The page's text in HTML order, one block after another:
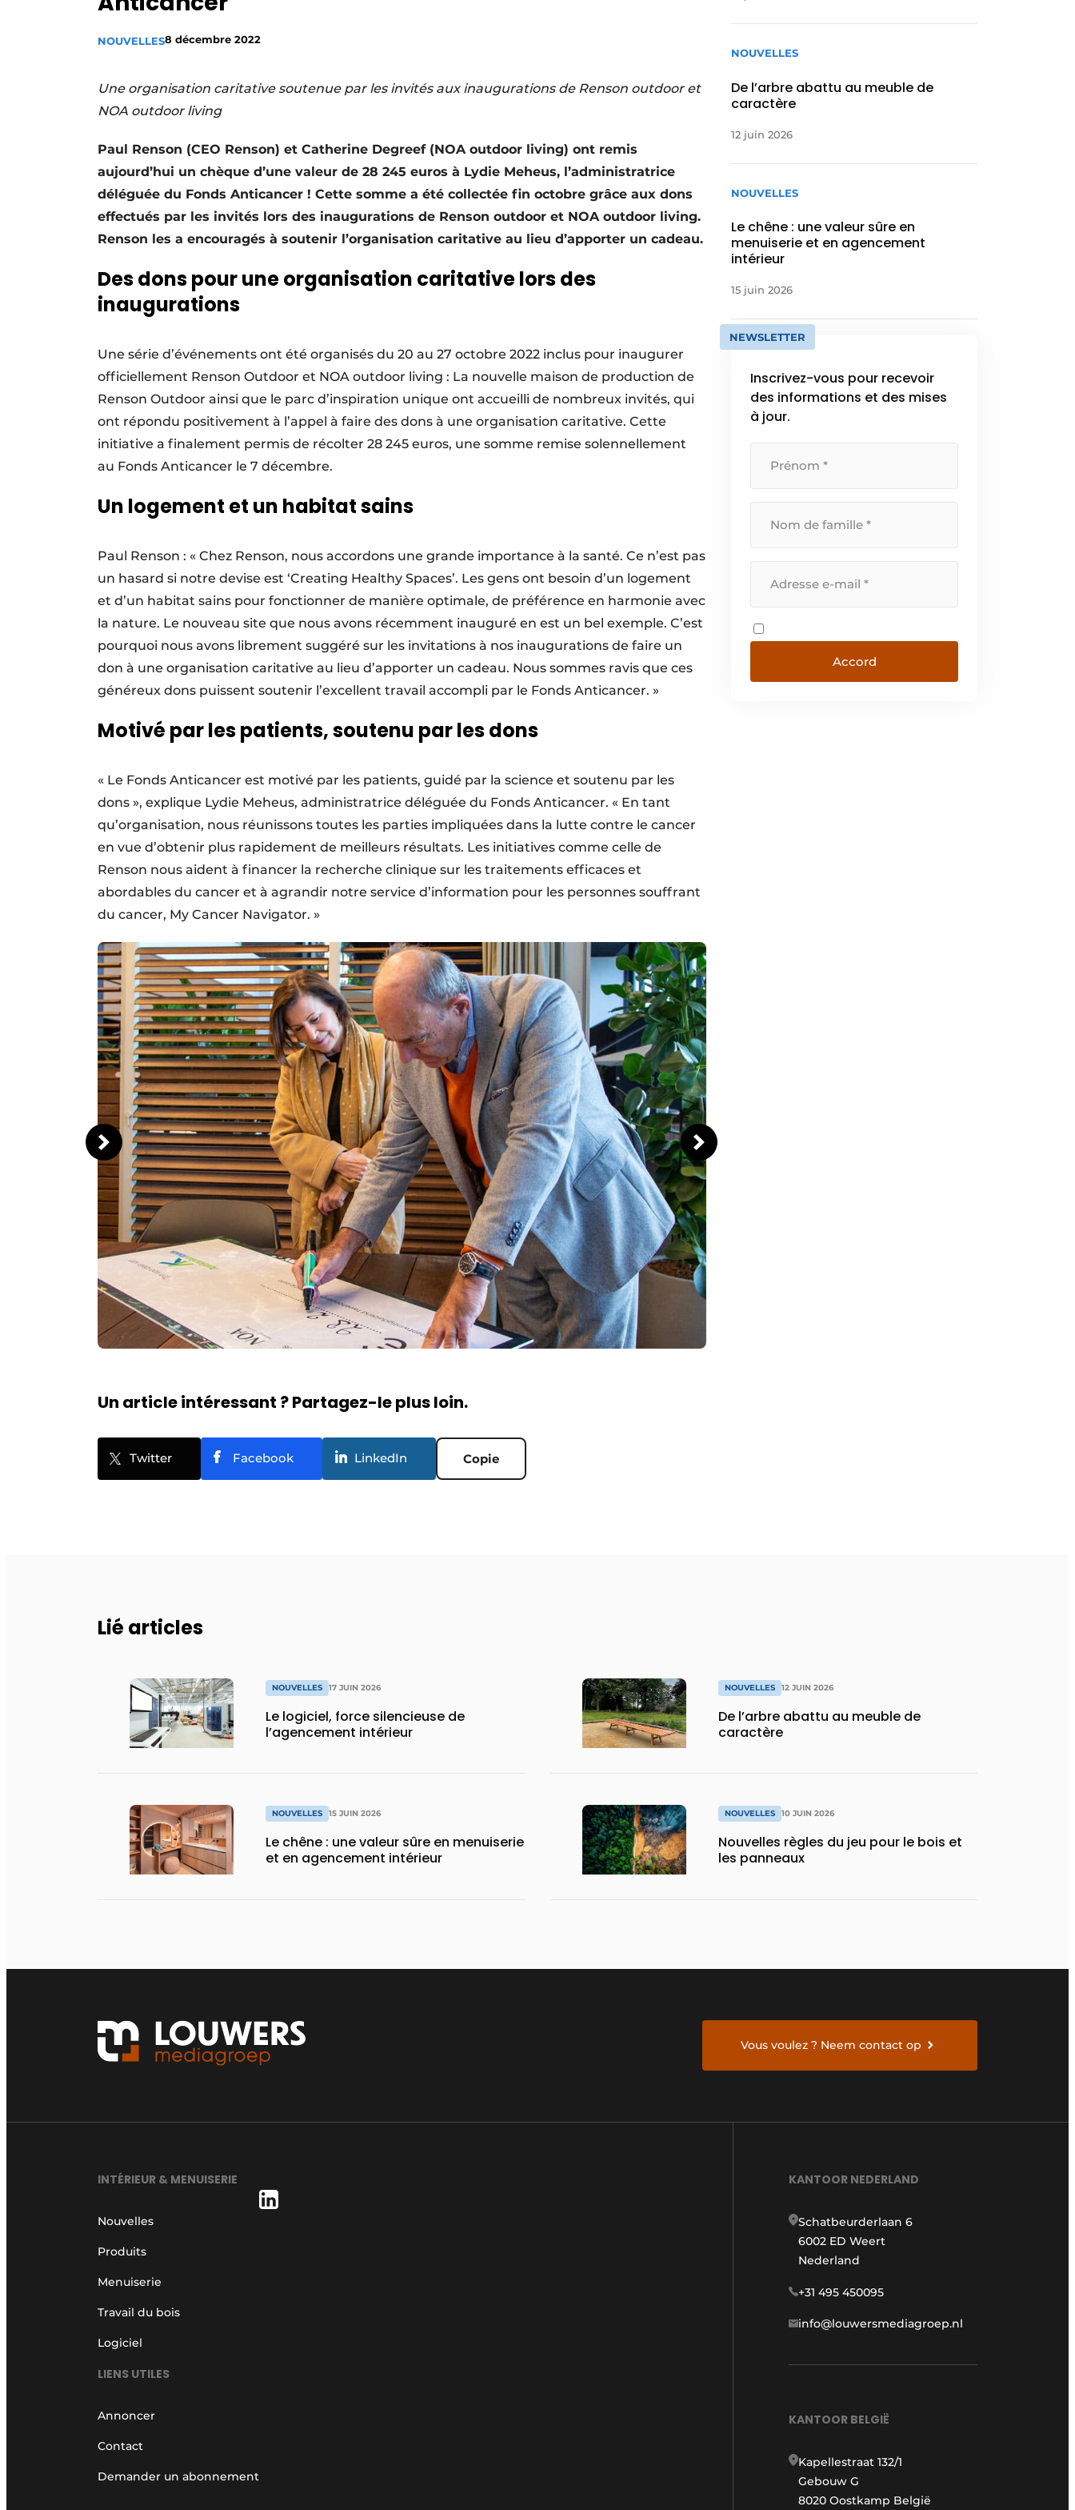
Privacy / Cookie statement
S’inscrire
Termes et conditions
Video’s
NOUVELLES8 décembre 2022
Une organisation caritative soutenue par les invités aux inaugurations de Renson outdoor et
NOA outdoor living
Paul Renson (CEO Renson) et Catherine Degreef (NOA outdoor living) ont remis
aujourd’hui un chèque d’une valeur de 28 245 euros à Lydie Meheus, l’administratrice
déléguée du Fonds Anticancer ! Cette somme a été collectée fin octobre grâce aux dons
effectués par les invités lors des inaugurations de Renson outdoor et NOA outdoor living.
Renson les a encouragés à soutenir l’organisation caritative au lieu d’apporter un cadeau.
Des dons pour une organisation caritative lors des
inaugurations
Une série d’événements ont été organisés du 20 au 27 octobre 2022 inclus pour inaugurer
officiellement Renson Outdoor et NOA outdoor living : La nouvelle maison de production de
Renson Outdoor ainsi que le parc d’inspiration unique ont accueilli de nombreux invités, qui
ont répondu positivement à l’appel à faire des dons à une organisation caritative. Cette
initiative a finalement permis de récolter 28 245 euros, une somme remise solennellement
au Fonds Anticancer le 7 décembre.
Un logement et un habitat sains
Paul Renson : « Chez Renson, nous accordons une grande importance à la santé. Ce n’est pas
un hasard si notre devise est ‘Creating Healthy Spaces’. Les gens ont besoin d’un logement
et d’un habitat sains pour fonctionner de manière optimale, de préférence en harmonie avec
la nature. Le nouveau site que nous avons récemment inauguré en est un bel exemple. C’est
pourquoi nous avons librement suggéré sur les invitations à nos inaugurations de faire un
don à une organisation caritative au lieu d’apporter un cadeau. Nous sommes ravis que ces
généreux dons puissent soutenir l’excellent travail accompli par le Fonds Anticancer. »
Motivé par les patients, soutenu par les dons
« Le Fonds Anticancer est motivé par les patients, guidé par la science et soutenu par les
dons », explique Lydie Meheus, administratrice déléguée du Fonds Anticancer. « En tant
qu’organisation, nous réunissons toutes les parties impliquées dans la lutte contre le cancer
en vue d’obtenir plus rapidement de meilleurs résultats. Les initiatives comme celle de
Renson nous aident à financer la recherche clinique sur les traitements efficaces et
abordables du cancer et à agrandir notre service d’information pour les personnes souffrant
du cancer, My Cancer Navigator. »
Un article intéressant ? Partagez-le plus loin.
Twitter Facebook LinkedIn Copie
NOUVELLES
De l’arbre abattu au meuble de
caractère
12 juin 2026
NOUVELLES
Le chêne : une valeur sûre en
menuiserie et en agencement
intérieur
15 juin 2026
NEWSLETTER
Inscrivez-vous pour recevoir
des informations et des mises
à jour.
Accord
Lié articles
NOUVELLES 17 JUIN 2026
Le logiciel, force silencieuse de
l’agencement intérieur
NOUVELLES 15 JUIN 2026
Le chêne : une valeur sûre en menuiserie
et en agencement intérieur
NOUVELLES 12 JUIN 2026
De l’arbre abattu au meuble de
caractère
NOUVELLES 10 JUIN 2026
Nouvelles règles du jeu pour le bois et
les panneaux
Vous voulez ? Neem contact op
INTÉRIEUR & MENUISERIE
Nouvelles
Produits
Menuiserie
Travail du bois
Logiciel
LIENS UTILES
Annoncer
Contact
Demander un abonnement
KANTOOR NEDERLAND
Schatbeurderlaan 6
6002 ED Weert
Nederland
+31 495 450095
info@louwersmediagroep.nl
KANTOOR BELGIË
Kapellestraat 132/1
Gebouw G
8020 Oostkamp België